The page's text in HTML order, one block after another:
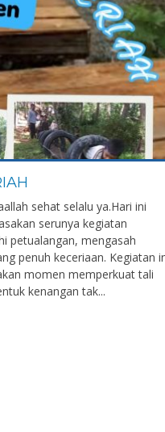
sehat selalu ya.Hari ini
serunya kegiatan
petualangan, mengasah
penuh keceriaan. Kegiatan
momen memperkuat tali
kenangan tak...